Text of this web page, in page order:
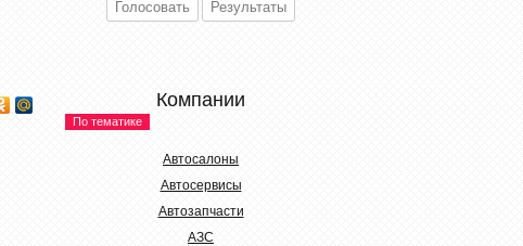
Компании
По тематике
Автосалоны
Автосервисы
Автозапчасти
АЗС